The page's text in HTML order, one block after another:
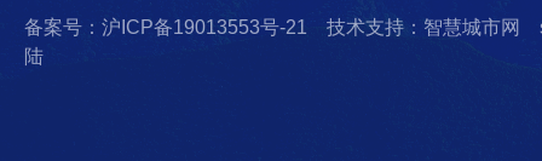
备案号：沪ICP备19013553号-21 技术支持：智慧城市网
陆